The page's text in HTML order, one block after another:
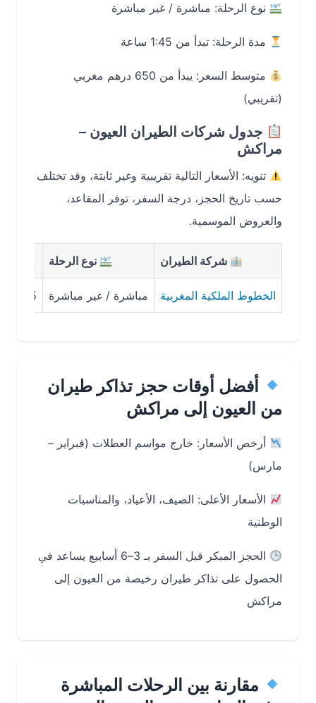
نوع الرحلة: مباشرة / غير مباشرة
مدة الرحلة: تبدأ من 1:45 ساعة
متوسط السعر: يبدأ من 650 درهم مغربي
(تقريبي)
جدول شركات الطيران العيون –
مراكش
تنويه: الأسعار التالية تقريبية وغير ثابتة، وقد تختلف
حسب تاريخ الحجز، درجة السفر، توفر المقاعد،
والعروض الموسمية.
شركة الطيران نوع الرحلة مدة
الخطوط الملكية المغربية مباشرة / غير مباشرة 1:45 – 3:00
أفضل أوقات حجز تذاكر طيران
من العيون إلى مراكش
أرخص الأسعار: خارج مواسم العطلات (فبراير –
مارس)
الأسعار الأعلى: الصيف، الأعياد، والمناسبات
الوطنية
الحجز المبكر قبل السفر بـ 3–6 أسابيع يساعد في
الحصول على تذاكر طيران رخيصة من العيون إلى
مراكش
مقارنة بين الرحلات المباشرة